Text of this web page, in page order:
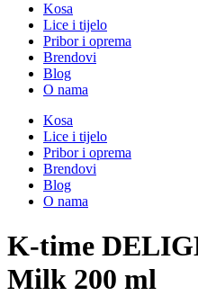
Kosa
Lice i tijelo
Pribor i oprema
Brendovi
Blog
O nama
Kosa
Lice i tijelo
Pribor i oprema
Brendovi
Blog
O nama
K-time
Milk 200 ml